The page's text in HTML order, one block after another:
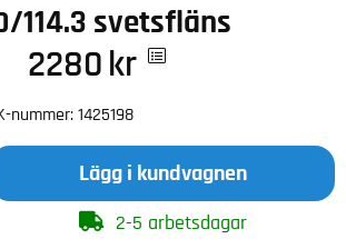
114.3 svetsfläns
2280 kr
nummer: 1425198
Lägg i kundvagnen
2-5 arbetsdagar